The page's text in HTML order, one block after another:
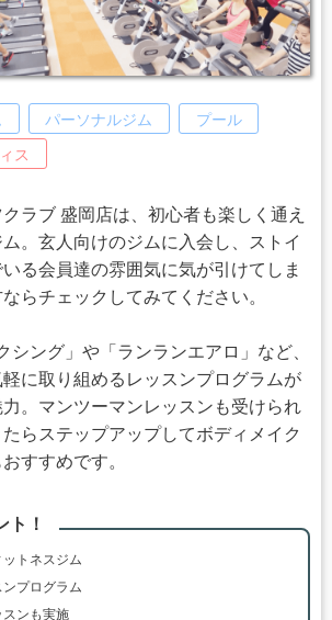
パーソナルジム プール
ス
ラブ 盛岡店は、初心者も楽しく通え
。玄人向けのジムに入会し、ストイ
る会員達の雰囲気に気が引けてしま
らチェックしてみてください。
シング」や「ランランエアロ」など、
に取り組めるレッスンプログラムが
。マンツーマンレッスンも受けられ
らステップアップしてボディメイク
すすめです。
ト！
トネスジム
プログラム
スンも実施